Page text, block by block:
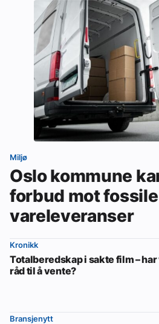
Miljø
Oslo kommune
forbud mot fossile
vareleveranser
Kronikk
Totalberedskap i sakte film – har
råd til å vente?
Bransjenytt